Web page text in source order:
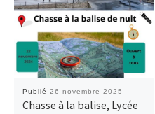
Publié 26 novembre 2025
Chasse à la balise, Lycée